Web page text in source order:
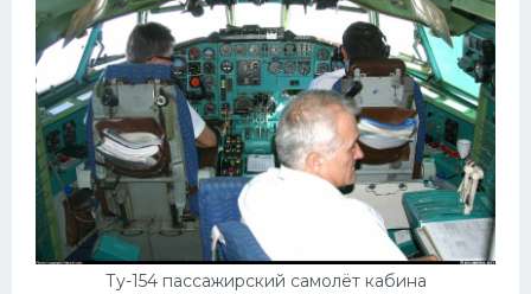
Ту-154 пассажирский самолёт кабина